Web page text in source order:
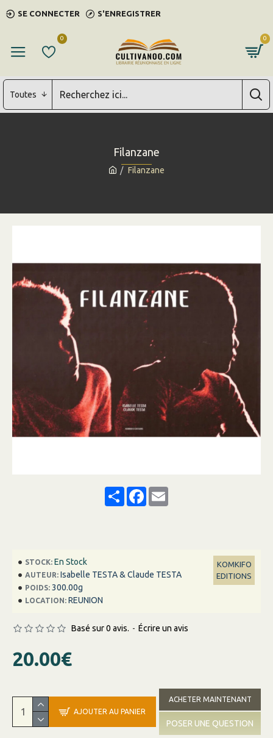
SE CONNECTER S'ENREGISTRER
0 0
Toutes
Filanzane
Filanzane
ShareFacebook
Email
STOCK: En Stock
AUTEUR: Isabelle TESTA & Claude TESTA
POIDS: 300.00g
LOCATION: REUNION
KOMKIFO
EDITIONS
Basé sur 0 avis. - Écrire un avis
20.00€
AJOUTER AU PANIER
ACHETER MAINTENANT
POSER UNE QUESTION